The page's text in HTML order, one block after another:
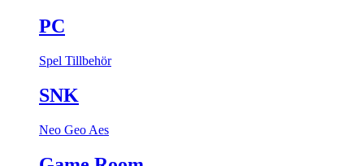
PC
Spel Tillbehör
SNK
Neo Geo Aes